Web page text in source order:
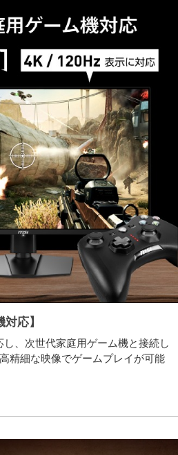
応】
、次世代家庭用ゲーム機と接続し
精細な映像でゲームプレイが可能